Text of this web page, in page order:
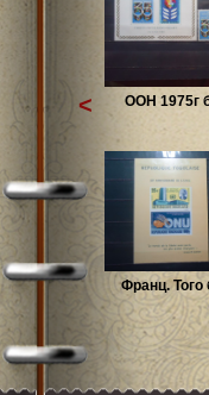
ООН 1975г
Франц. Того
<